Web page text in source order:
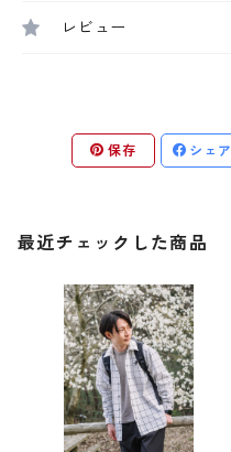
レビュー
保存 シェア
最近チェックした商品